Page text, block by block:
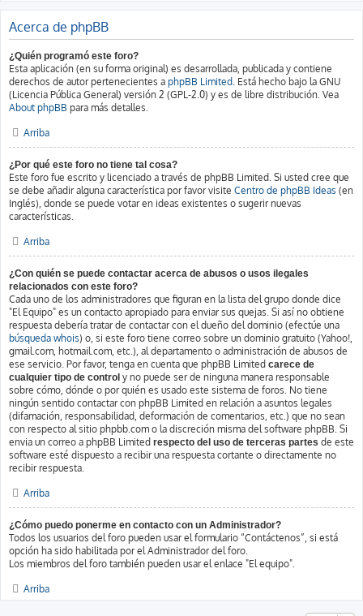
Acerca de phpBB
¿Quién programó este foro?
Esta aplicación (en su forma original) es desarrollada, publicada y contiene
derechos de autor pertenecientes a phpBB Limited. Está hecho bajo la GNU
(Licencia Pública General) versión 2 (GPL-2.0) y es de libre distribución. Vea
About phpBB para más detalles.
Arriba
¿Por qué este foro no tiene tal cosa?
Este foro fue escrito y licenciado a través de phpBB Limited. Si usted cree que
se debe añadir alguna característica por favor visite Centro de phpBB Ideas (en
Inglés), donde se puede votar en ideas existentes o sugerir nuevas
características.
Arriba
¿Con quién se puede contactar acerca de abusos o usos ilegales
relacionados con este foro?
Cada uno de los administradores que figuran en la lista del grupo donde dice
"El Equipo" es un contacto apropiado para enviar sus quejas. Si así no obtiene
respuesta debería tratar de contactar con el dueño del dominio (efectúe una
búsqueda whois) o, si este foro tiene correo sobre un dominio gratuito (Yahoo!,
gmail.com, hotmail.com, etc.), al departamento o administración de abusos de
ese servicio. Por favor, tenga en cuenta que phpBB Limited carece de
cualquier tipo de control y no puede ser de ninguna manera responsable
sobre cómo, dónde o por quién es usado este sistema de foros. No tiene
ningún sentido contactar con phpBB Limited en relación a asuntos legales
(difamación, responsabilidad, deformación de comentarios, etc.) que no sean
con respecto al sitio phpbb.com o la discreción misma del software phpBB. Si
envia un correo a phpBB Limited respecto del uso de terceras partes de este
software esté dispuesto a recibir una respuesta cortante o directamente no
recibir respuesta.
Arriba
¿Cómo puedo ponerme en contacto con un Administrador?
Todos los usuarios del foro pueden usar el formulario “Contáctenos”, si está
opción ha sido habilitada por el Administrador del foro.
Los miembros del foro también pueden usar el enlace "El equipo".
Arriba